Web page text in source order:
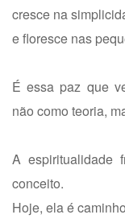
cresce na
e floresce nas
É essa paz que
não como teoria,
A espiritualidade
conceito.
Hoje, ela é